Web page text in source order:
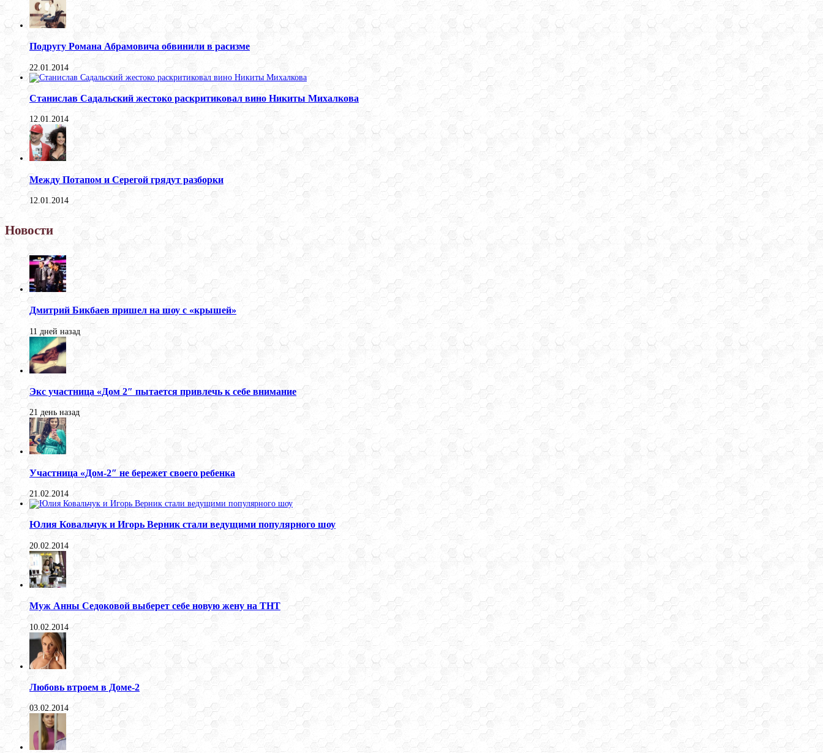
Подругу Романа Абрамовича обвинили в расизме
22.01.2014
Станислав Садальский жестоко раскритиковал вино Никиты Михалкова
12.01.2014
Между Потапом и Серегой грядут разборки
12.01.2014
Новости
Дмитрий Бикбаев пришел на шоу с «крышей»
11 дней назад
Экс участница «Дом 2″ пытается привлечь к себе внимание
21 день назад
Участница «Дом-2″ не бережет своего ребенка
21.02.2014
Юлия Ковальчук и Игорь Верник стали ведущими популярного шоу
20.02.2014
Муж Анны Седоковой выберет себе новую жену на ТНТ
10.02.2014
Любовь втроем в Доме-2
03.02.2014